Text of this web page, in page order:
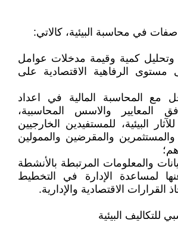
في محاسبة البيئية، كالاتي:
وتحليل كمية وقيمة مدخلات عوامل
مستوى الرفاهية الاقتصادية على
مع المحاسبة المالية في اعداد
المعايير والاسس المحاسبية،
البيئية، للمستفيدين الخارجيين
والمقرضين والممولين
والمعلومات المرتبطة بالأنشطة
عنها لمساعدة الإدارة في التخطيط
القرارات الاقتصادية والإدارية.
للتكاليف البيئية